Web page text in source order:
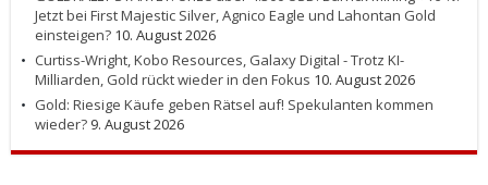
Jetzt bei First Majestic Silver, Agnico Eagle und Lahontan Gold
einsteigen? 10. August 2026
Curtiss-Wright, Kobo Resources, Galaxy Digital - Trotz KI-
Milliarden, Gold rückt wieder in den Fokus 10. August 2026
Gold: Riesige Käufe geben Rätsel auf! Spekulanten kommen
wieder? 9. August 2026